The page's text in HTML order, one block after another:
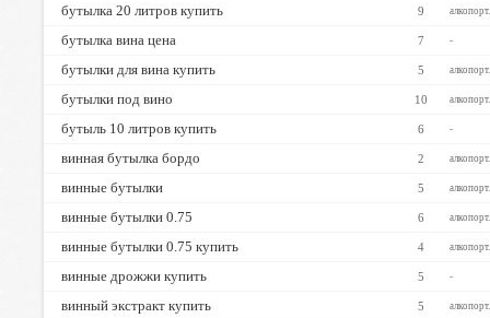
бутылка 20 литров купить 9
бутылка вина цена 7 -
бутылки для вина купить 5
бутылки под вино 10
бутыль 10 литров купить 6 -
винная бутылка бордо 2
винные бутылки 5
винные бутылки 0.75 6
винные бутылки 0.75 купить 4
винные дрожжи купить 5 -
винный экстракт купить 5